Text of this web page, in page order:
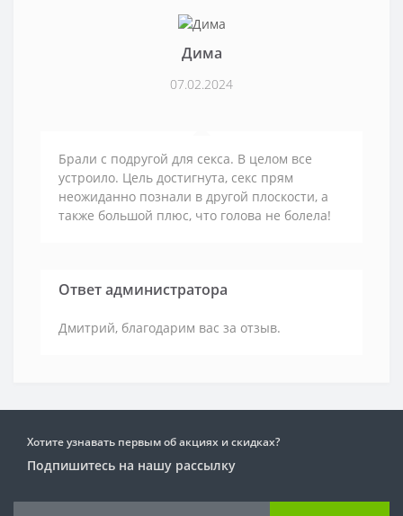
Дима
07.02.2024
Брали с подругой для секса. В целом все
устроило. Цель достигнута, секс прям
неожиданно познали в другой плоскости, а
также большой плюс, что голова не болела!
Ответ администратора
Дмитрий, благодарим вас за отзыв.
Хотите узнавать первым об акциях и скидках?
Подпишитесь на нашу рассылку